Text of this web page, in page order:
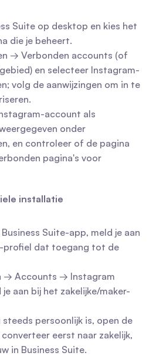
Suite op desktop en kies het
die je beheert.
→ Verbonden accounts (of
en selecteer Instagram-
volg de aanwijzingen om in te
account als
onder
en controleer of de pagina
pagina's voor
installatie
Suite-app, meld je aan
profiel dat toegang tot de
→ Accounts → Instagram
aan bij het zakelijke/maker-
persoonlijk is, open de
eerst naar zakelijk,
in Business Suite.